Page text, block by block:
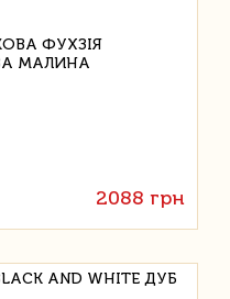
2088 грн
AND WHITE ДУБ